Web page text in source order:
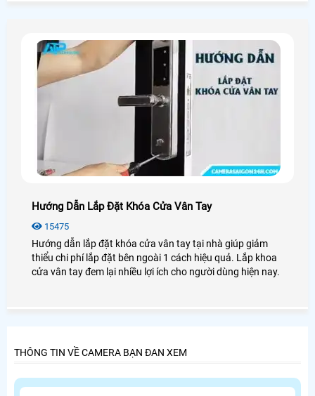
Hướng Dẫn Lắp Đặt Khóa Cửa Vân Tay
15475
Hướng dẫn lắp đặt khóa cửa vân tay tại nhà giúp giảm
thiểu chi phí lắp đặt bên ngoài 1 cách hiệu quả. Lắp khoa
cửa vân tay đem lại nhiều lợi ích cho người dùng hiện nay.
THÔNG TIN VỀ CAMERA BẠN ĐAN XEM